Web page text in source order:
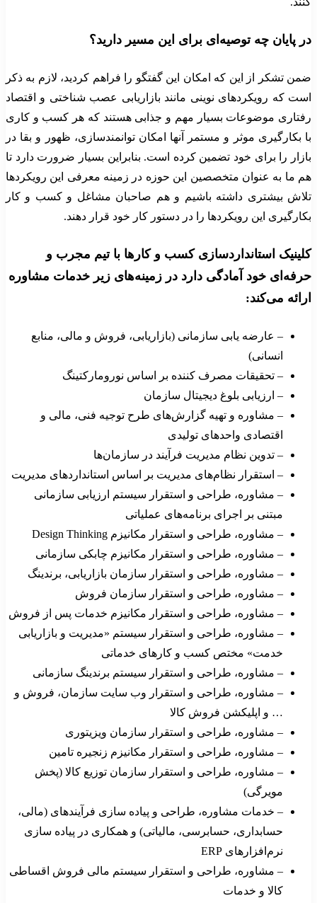
در پایان چه توصیه‌ای برای این مسیر دارید؟
ضمن تشکر از این که امکان این گفتگو را فراهم کردید، لازم به ذکر
است که رویکردهای نوینی مانند بازاریابی عصب شناختی و اقتصاد
رفتاری موضوعات بسیار مهم و جذابی هستند که هر کسب و کاری
با بکارگیری موثر و مستمر آنها امکان توانمندسازی، ظهور و بقا در
بازار را برای خود تضمین کرده است. بنابراین بسیار ضرورت دارد تا
هم ما به عنوان متخصصین این حوزه در زمینه معرفی این رویکردها
تلاش بیشتری داشته باشیم و هم صاحبان مشاغل و کسب و کار
بکارگیری این رویکردها را در دستور کار خود قرار دهند.
کلینیک استانداردسازی کسب و کارها با تیم مجرب و
حرفه‌ای خود آمادگی دارد در زمینه‌های زیر خدمات مشاوره
ارائه می‌کند:
– عارضه یابی سازمانی (بازاریابی، فروش و مالی، منابع
انسانی)
– تحقیقات مصرف کننده بر اساس نورومارکتینگ
– ارزیابی بلوغ دیجیتال سازمان
– مشاوره و تهیه گزارش‌های طرح توجیه فنی، مالی و
اقتصادی واحدهای تولیدی
– تدوین نظام مدیریت فرآیند در سازمان‌ها
– استقرار نظام‌های مدیریت بر اساس استانداردهای مدیریت
– مشاوره، طراحی و استقرار سیستم ارزیابی سازمانی
مبتنی بر اجرای برنامه‌های عملیاتی
– مشاوره، طراحی و استقرار مکانیزم Design Thinking
– مشاوره، طراحی و استقرار مکانیزم چابکی سازمانی
– مشاوره، طراحی و استقرار سازمان بازاریابی، برندینگ
– مشاوره، طراحی و استقرار سازمان فروش
– مشاوره، طراحی و استقرار مکانیزم خدمات پس از فروش
– مشاوره، طراحی و استقرار سیستم «مدیریت و بازاریابی
خدمت» مختص کسب و کارهای خدماتی
– مشاوره، طراحی و استقرار سیستم برندینگ سازمانی
– مشاوره، طراحی و استقرار وب سایت سازمان، فروش و
… و اپلیکشن فروش کالا
– مشاوره، طراحی و استقرار سازمان ویزیتوری
– مشاوره، طراحی و استقرار مکانیزم زنجیره تامین
– مشاوره، طراحی و استقرار سازمان توزیع کالا (پخش
مویرگی)
– خدمات مشاوره، طراحی و پیاده سازی فرآیندهای (مالی،
حسابداری، حسابرسی، مالیاتی) و همکاری در پیاده سازی
نرم‌افزارهای ERP
– مشاوره، طراحی و استقرار سیستم مالی فروش اقساطی
کالا و خدمات